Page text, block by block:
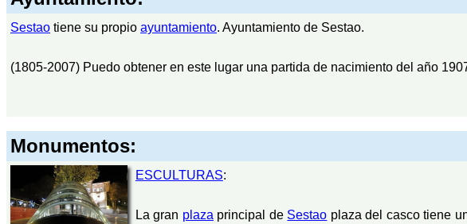
Sestao tiene su propio ayuntamiento. Ayuntamiento de Sestao.
(1805-2007) Puedo obtener en este lugar una partida de nacimiento del año
Monumentos:
ESCULTURAS:
La gran plaza principal de Sestao plaza del casco tiene